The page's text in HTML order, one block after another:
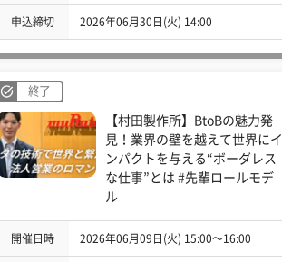
申込締切 2026年06月30日(火) 14:00
終了
【村田製作所】BtoBの魅力発
見！業界の壁を越えて世界にイ
ンパクトを与える“ボーダレス
な仕事”とは #先輩ロールモデ
ル
開催日時 2026年06月09日(火) 15:00〜16:00